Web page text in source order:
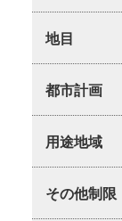
地目
都市計画
用途地域
その他制限